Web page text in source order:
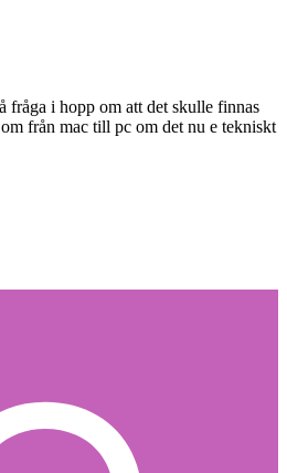
fråga i hopp om att det skulle finnas
från mac till pc om det nu e tekniskt